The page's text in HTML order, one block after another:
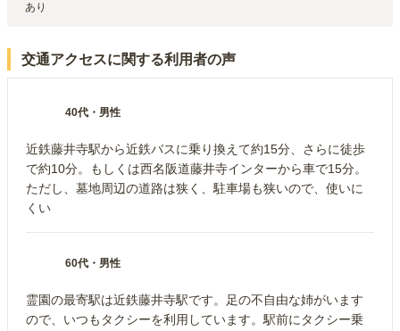
あり
交通アクセスに関する利用者の声
40代 ・ 男性
近鉄藤井寺駅から近鉄バスに乗り換えて約15分、さらに徒歩
で約10分。もしくは西名阪道藤井寺インターから車で15分。
ただし、墓地周辺の道路は狭く、駐車場も狭いので、使いに
くい
60代 ・ 男性
霊園の最寄駅は近鉄藤井寺駅です。足の不自由な姉がいます
ので、いつもタクシーを利用しています。駅前にタクシー乗